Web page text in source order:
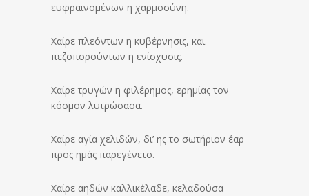
ευφραινομένων η χαρμοσύνη.
Χαίρε πλεόντων η κυβέρνησις, και
πεζοπορούντων η ενίσχυσις.
Χαίρε τρυγών η φιλέρημος, ερημίας τον
κόσμον λυτρώσασα.
Χαίρε αγία χελιδών, δι’ ης το σωτήριον έαρ
προς ημάς παρεγένετο.
Χαίρε αηδών καλλικέλαδε, κελαδούσα